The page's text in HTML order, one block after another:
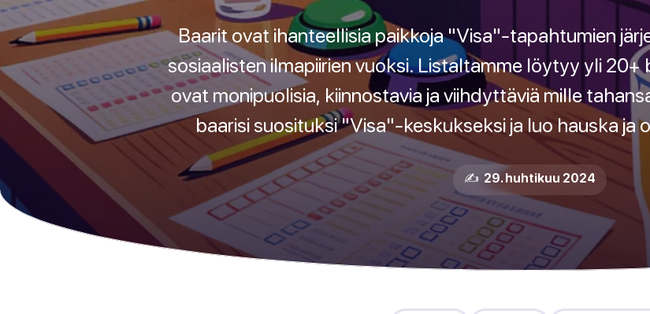
Baarit ovat ihanteellisia paikkoja "Visa"-tapahtumien
sosiaalisten ilmapiirien vuoksi. Listaltamme löytyy yli
ovat monipuolisia, kiinnostavia ja viihdyttäviä mille
baarisi suosituksi "Visa"-keskukseksi ja luo hauska ja
✍️ 29. huhtikuu 2024